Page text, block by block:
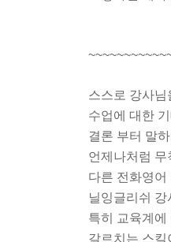
스스로 강사님
수업에 대한
결론 부터 말
언제나처럼
다른 전화영
닐잉글리쉬
특히 교육계에
갈르치는 스킬